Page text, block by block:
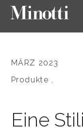
MÄRZ 2023
Produkte .
Eine